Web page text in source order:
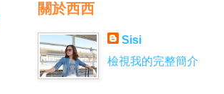
關於西西
Sisi
檢視我的完整簡介